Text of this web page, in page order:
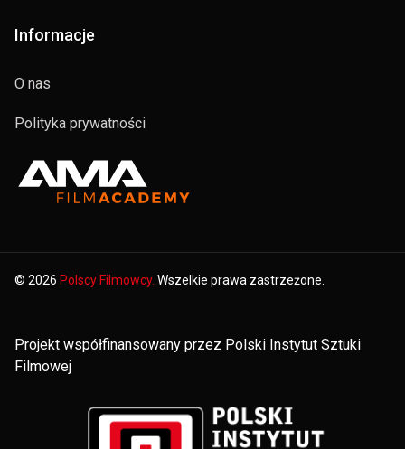
Informacje
O nas
Polityka prywatności
© 2026 Polscy Filmowcy. Wszelkie prawa zastrzeżone.
Projekt współfinansowany przez Polski Instytut Sztuki
Filmowej